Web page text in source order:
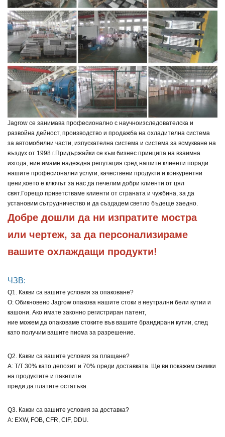
Jagrow се занимава професионално с научноизследователска и
развойна дейност, производство и продажба на охладителна система
за автомобилни части, изпускателна система и система за всмукване на
въздух от 1998 г. Придържайки се към бизнес принципа на взаимна
изгода, ние имаме надеждна репутация сред нашите клиенти поради
нашите професионални услуги, качествени продукти и конкурентни
цени, което е ключът за нас да печелим добри клиенти от цял
свят. Горещо приветстваме клиенти от страната и чужбина, за да
установим сътрудничество и да създадем светло бъдеще заедно.
Добре дошли да ни изпратите мостра
или чертеж, за да персонализираме
вашите охлаждащи продукти!
ЧЗВ:
Q1. Какви са вашите условия за опаковане?
О: Обикновено Jagrow опакова нашите стоки в неутрални бели кутии и
кашони. Ако имате законно регистриран патент,
ние можем да опаковаме стоките във вашите брандирани кутии, след
като получим вашите писма за разрешение.
Q2. Какви са вашите условия за плащане?
A: T/T 30% като депозит и 70% преди доставката. Ще ви покажем снимки
на продуктите и пакетите
преди да платите остатъка.
Q3. Какви са вашите условия за доставка?
A: EXW, FOB, CFR, CIF, DDU.